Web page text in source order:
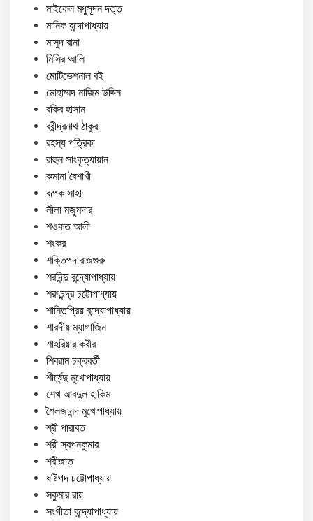
মাইকেল মধুসূদন দত্ত
মানিক বন্দোপাধ্যায়
মাসুদ রানা
মিসির আলি
মোটিভেশনাল বই
মোহাম্মদ নাজিম উদ্দিন
রকিব হাসান
রবীন্দ্রনাথ ঠাকুর
রহস্য পত্রিকা
রাহুল সাংকৃত্যায়ান
রুমানা বৈশাখী
রূপক সাহা
লীলা মজুমদার
শওকত আলী
শংকর
শক্তিপদ রাজগুরু
শরদিন্দু বন্দ্যোপাধ্যায়
শরৎচন্দ্র চট্টোপাধ্যায়
শান্তিপ্রিয় বন্দ্যোপাধ্যায়
শারদীয় ম্যাগাজিন
শাহরিয়ার কবীর
শিবরাম চক্রবর্তী
শীর্ষেন্দু মুখোপাধ্যায়
শেখ আবদুল হাকিম
শৈলজানন্দ মুখোপাধ্যায়
শ্রী পারাবত
শ্রী স্বপনকুমার
শ্রীজাত
ষষ্টিপদ চট্টোপাধ্যায়
সকুমার রায়
সংগীতা বন্দ্যোপাধ্যায়